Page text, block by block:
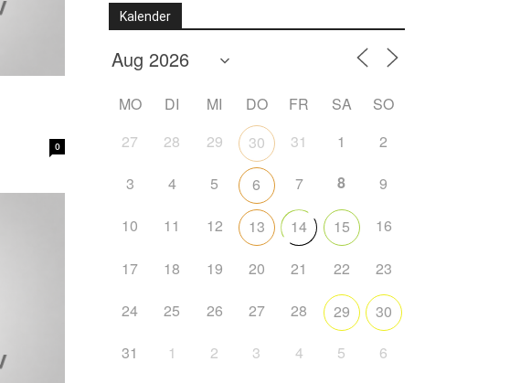
0
Kalender
MO DI MI DO FR SA
SO
27
28 29 30 31 1 2
3 4 5 6 7 8 9
10 11 12 13 14 15 16
17 18 19 20 21 22 23
24 25 26 27 28 29
30
31
1 2 3 4 5 6